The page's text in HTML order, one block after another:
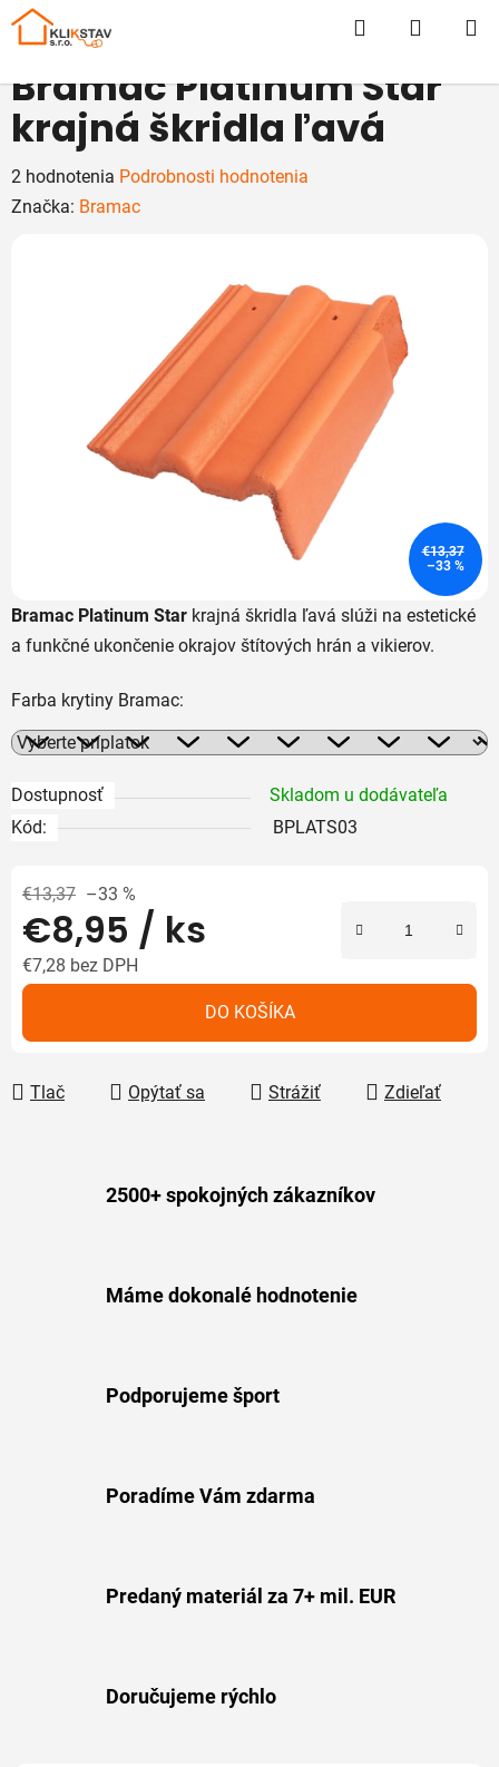
Prejsť
Hľadať
Bramac Platinum Star krajná škridla ľavá slúži na estetické
a funkčné ukončenie okrajov štítových hrán a vikierov.
Farba krytiny Bramac:
Dostupnosť
Skladom u dodávateľa
Kód:
BPLATS03
€13,37 –33 %
€8,95 / ks
€7,28 bez DPH
DO KOŠÍKA
Tlač Opýtať sa Strážiť Zdieľať
Bramac Platinum Star
krajná škridla ľavá
Priemerné
hodnotenie
2 hodnotenia Podrobnosti hodnotenia
Značka: Bramac
€13,37
–33 %
2500+ spokojných zákazníkov
Máme dokonalé hodnotenie
Podporujeme šport
Poradíme Vám zdarma
Predaný materiál za 7+ mil. EUR
Doručujeme rýchlo